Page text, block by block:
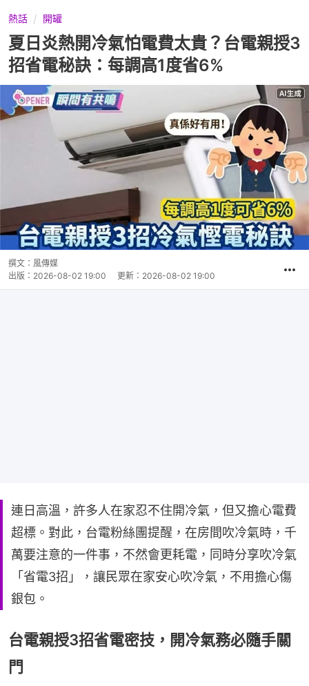
熱話 開罐
夏日炎熱開冷氣怕電費太貴？台電親授3
招省電秘訣：每調高1度省6%
撰文： 風傳媒
出版： 2026-08-02 19:00 更新： 2026-08-02 19:00
連日高溫，許多人在家忍不住開冷氣，但又擔心電費
超標。對此，台電粉絲團提醒，在房間吹冷氣時，千
萬要注意的一件事，不然會更耗電，同時分享吹冷氣
「省電3招」，讓民眾在家安心吹冷氣，不用擔心傷
銀包。
台電親授3招省電密技，開冷氣務必隨手關
門